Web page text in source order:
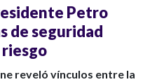
Petro
de seguridad
reveló vínculos entre la